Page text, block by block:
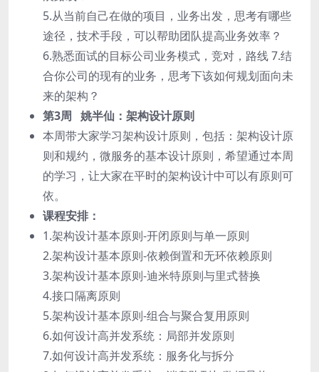
5.从当前自己在做的项目，业务出发，思考有哪些
途径，技术手段，可以帮助团队提高业务效率？
6.熟悉面试的目标公司业务模式，竞对，路线 7.结
合你公司的现有的业务，思考下该如何规划面向未
来的架构？
第3周 姚半仙：架构设计原则
本周带大家学习架构设计原则，包括：架构设计原
则和规约，微服务的基本设计原则，希望通过本周
的学习，让大家在平时的架构设计中可以有原则可
依。
课程安排：
1.架构设计基本原则-开闭原则与单一原则
2.架构设计基本原则-依赖倒置和无环依赖原则
3.架构设计基本原则-迪米特原则与里式替换
4.接口隔离原则
5.架构设计基本原则-组合与聚合复用原则
6.如何设计高并发系统：局部并发原则
7.如何设计高并发系统：服务化与拆分